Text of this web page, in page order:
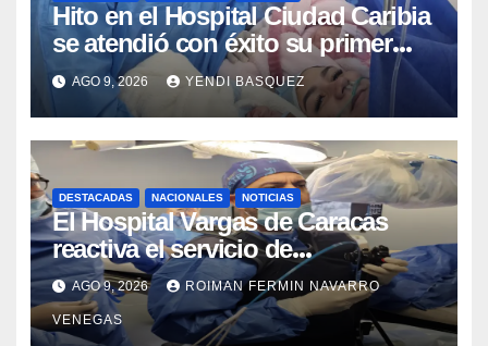
Hito en el Hospital Ciudad Caribia
se atendió con éxito su primer
parto gemelar
AGO 9, 2026 YENDI BASQUEZ
DESTACADAS NACIONALES NOTICIAS
El Hospital Vargas de Caracas
reactiva el servicio de
Colangiopancreatografía
Retrógrada Endoscópica para
beneficiar a cientos de pacientes
AGO 9, 2026 ROIMAN FERMIN NAVARRO
VENEGAS